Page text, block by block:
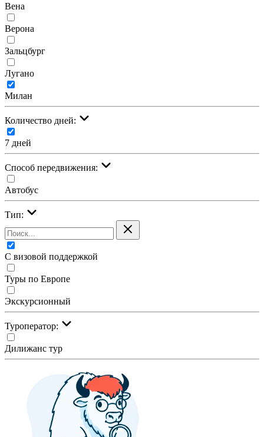
Вена
Верона
Зальцбург
Лугано
Милан
Количество дней:
7 дней
Cпособ передвижения:
Автобус
Тип:
С визовой поддержкой
Туры по Европе
Экскурсионный
Туроператор:
Дилижанс тур